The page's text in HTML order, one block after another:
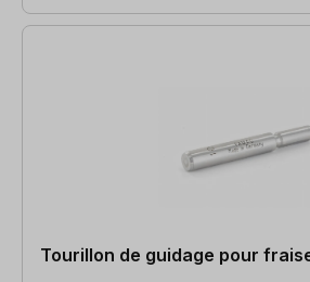
Tourillon de guidage pour